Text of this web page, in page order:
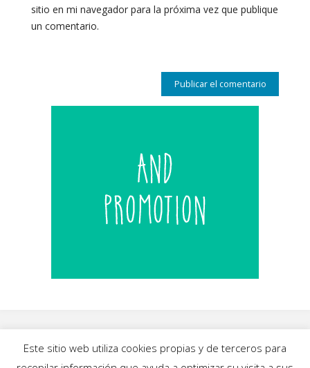
sitio en mi navegador para la próxima vez que publique
un comentario.
Este sitio web utiliza cookies propias y de terceros para